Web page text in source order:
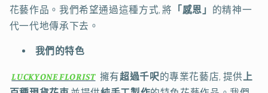
花藝作品。我們希望通過這種方式, 將
「感恩」 的精神一
代一代地傳承下去。
我們的特色
LUCKYONE FLORIST擁有超過千呎的專業花藝店, 提供上